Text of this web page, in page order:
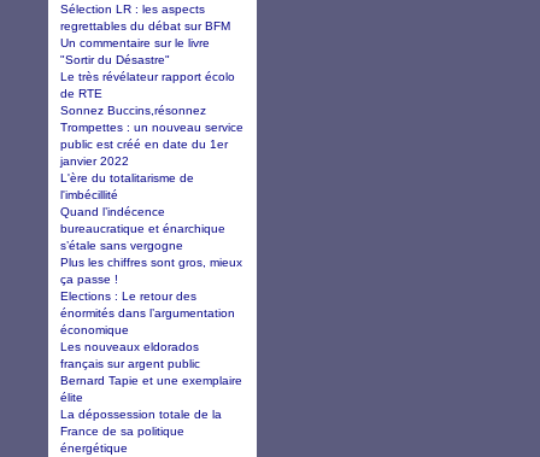
Sélection LR : les aspects
regrettables du débat sur BFM
Un commentaire sur le livre
"Sortir du Désastre"
Le très révélateur rapport écolo
de RTE
Sonnez Buccins,résonnez
Trompettes : un nouveau service
public est créé en date du 1er
janvier 2022
L'ère du totalitarisme de
l'imbécillité
Quand l’indécence
bureaucratique et énarchique
s’étale sans vergogne
Plus les chiffres sont gros, mieux
ça passe !
Elections : Le retour des
énormités dans l’argumentation
économique
Les nouveaux eldorados
français sur argent public
Bernard Tapie et une exemplaire
élite
La dépossession totale de la
France de sa politique
énergétique